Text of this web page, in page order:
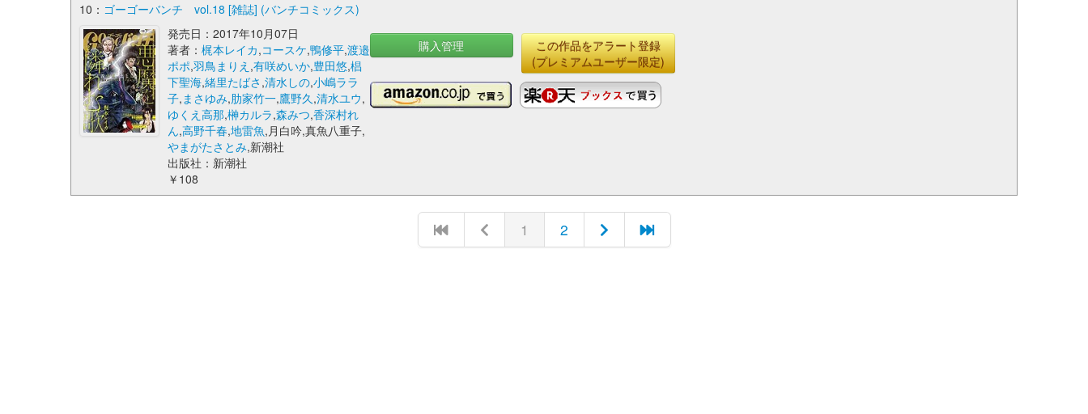
10： ゴーゴーバンチ vol.18 [雑誌] (バンチコミックス)
発売日：2017年10月07日
著者： 梶本レイカ,コースケ,鴨修平,渡邉
ポポ,羽鳥まりえ ,有咲めいか,豊田悠,椙
下聖海,緒里たばさ ,清水しの,小嶋ララ
子,まさゆみ,肋家竹一,鷹野久,清水ユウ,
ゆくえ高那,榊カルラ,森みつ,香深村れ
ん,高野千春,地雷魚,月白吟,真魚八重子,
やまがたさとみ,新潮社
出版社：新潮社
￥108
購入管理
この作品をアラート登録
(プレミアムユーザー限定)
1 2